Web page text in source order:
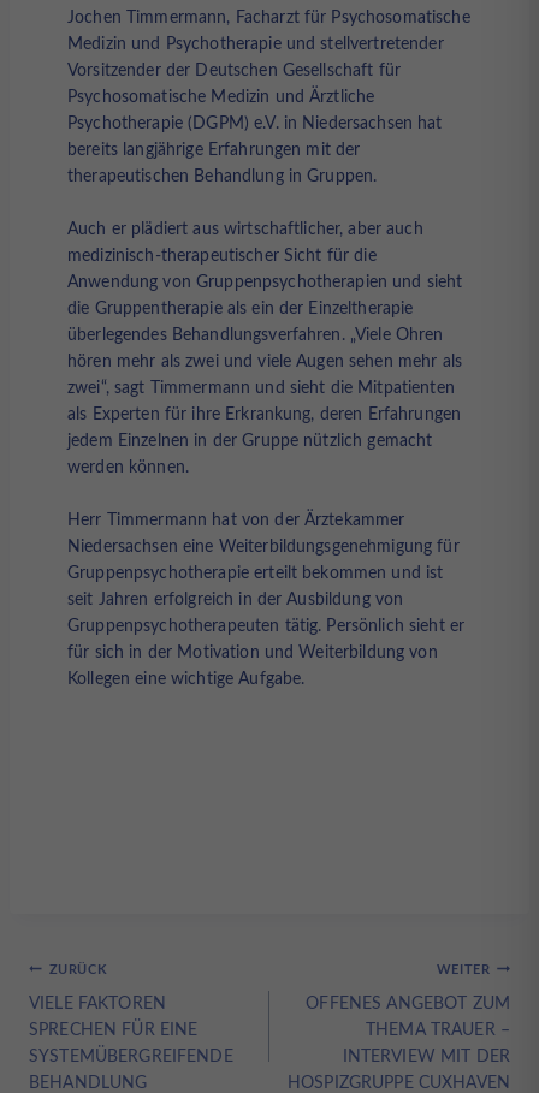
Jochen Timmermann, Facharzt für Psychosomatische
Medizin und Psychotherapie und stellvertretender
Vorsitzender der Deutschen Gesellschaft für
Psychosomatische Medizin und Ärztliche
Psychotherapie (DGPM) e.V. in Niedersachsen hat
bereits langjährige Erfahrungen mit der
therapeutischen Behandlung in Gruppen.
Auch er plädiert aus wirtschaftlicher, aber auch
medizinisch-therapeutischer Sicht für die
Anwendung von Gruppenpsychotherapien und sieht
die Gruppentherapie als ein der Einzeltherapie
überlegendes Behandlungsverfahren. „Viele Ohren
hören mehr als zwei und viele Augen sehen mehr als
zwei“, sagt Timmermann und sieht die Mitpatienten
als Experten für ihre Erkrankung, deren Erfahrungen
jedem Einzelnen in der Gruppe nützlich gemacht
werden können.
Herr Timmermann hat von der Ärztekammer
Niedersachsen eine Weiterbildungsgenehmigung für
Gruppenpsychotherapie erteilt bekommen und ist
seit Jahren erfolgreich in der Ausbildung von
Gruppenpsychotherapeuten tätig. Persönlich sieht er
für sich in der Motivation und Weiterbildung von
Kollegen eine wichtige Aufgabe.
Beitragsnavigation
ZURÜCK
VIELE FAKTOREN
SPRECHEN FÜR EINE
SYSTEMÜBERGREIFENDE
BEHANDLUNG
WEITER
OFFENES ANGEBOT ZUM
THEMA TRAUER –
INTERVIEW MIT DER
HOSPIZGRUPPE CUXHAVEN